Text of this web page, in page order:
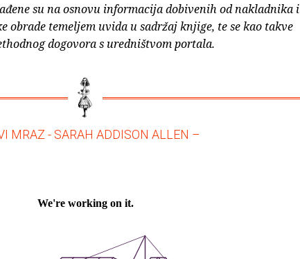
su na osnovu informacija dobivenih od nakladnika i
obrade temeljem uvida u sadržaj knjige, te se kao takve
dogovora s uredništvom portala.
MRAZ - SARAH ADDISON ALLEN –